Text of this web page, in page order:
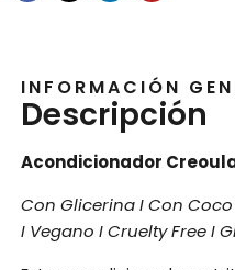
INFORMACIÓN
Descripción
Acondicionador
Con Glicerina I Con
I Vegano I Cruelty Free I